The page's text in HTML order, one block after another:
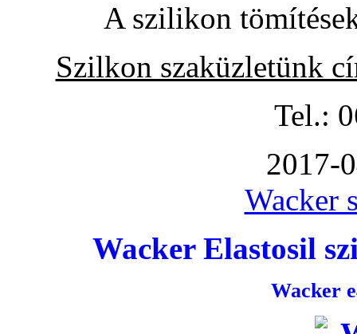
A szilikon
Szilkon szaküzletünk
Tel.:
2017-
Wacker
Wacker Elastosil
Wacker